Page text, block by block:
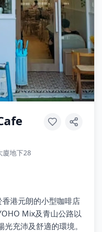
廈地下28
港元朗的小型咖啡店
Mix及青山公路以
充沛及舒適的環境。